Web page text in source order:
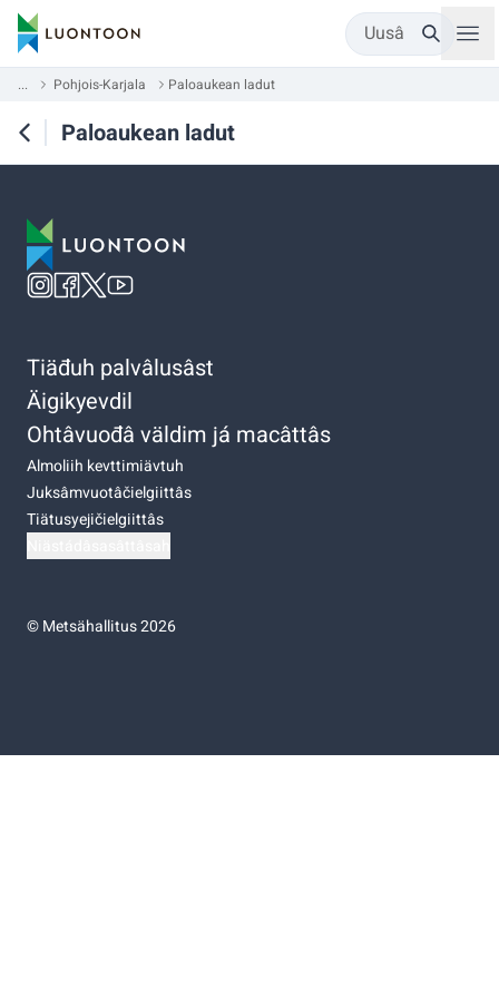
Uusâ
... Pohjois-Karjala Paloaukean ladut
Paloaukean ladut
Tiäđuh palvâlusâst
Äigikyevdil
Ohtâvuođâ väldim já macâttâs
Almoliih kevttimiävtuh
Juksâmvuotâčielgiittâs
Tiätusyejičielgiittâs
©Metsähallitus 2026